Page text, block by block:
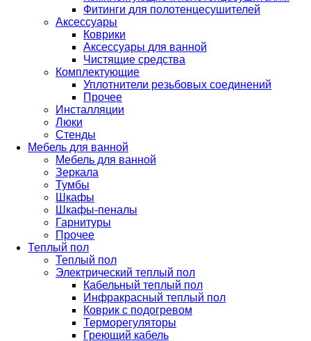
Фитинги для полотенцесушителей
Аксессуары
Коврики
Аксессуары для ванной
Чистящие средства
Комплектующие
Уплотнители резьбовых соединений
Прочее
Инсталляции
Люки
Стенды
Мебель для ванной
Мебель для ванной
Зеркала
Тумбы
Шкафы
Шкафы-пеналы
Гарнитуры
Прочее
Теплый пол
Теплый пол
Электрический теплый пол
Кабельный теплый пол
Инфракрасный теплый пол
Коврик с подогревом
Терморегуляторы
Греющий кабель